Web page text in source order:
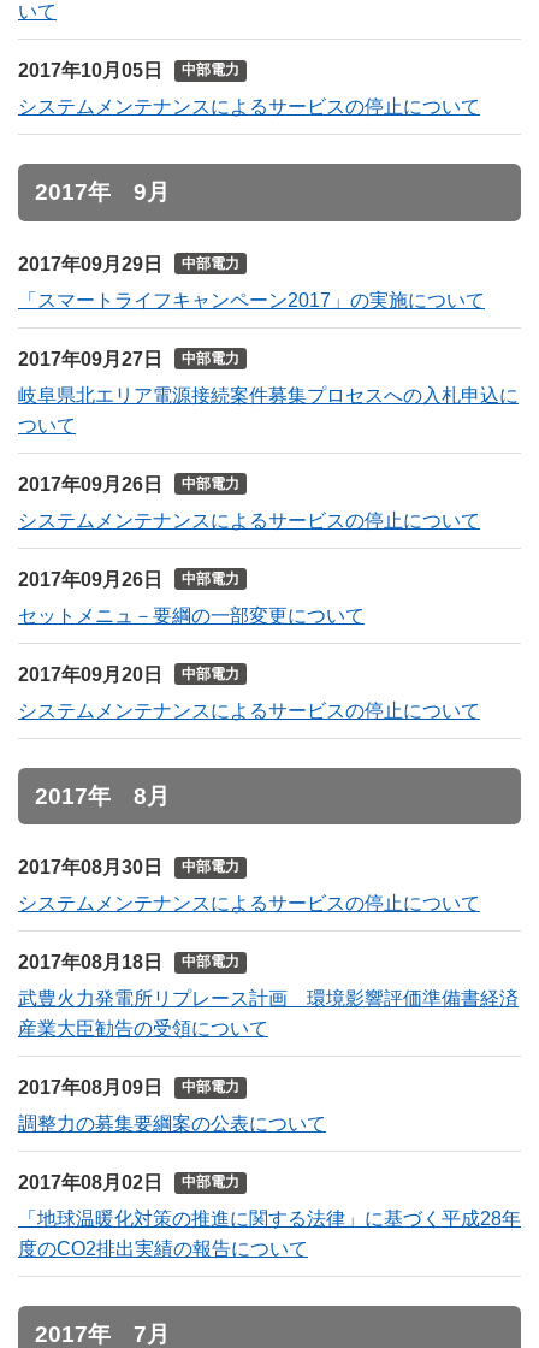
いて
2017年10月05日 中部電力
システムメンテナンスによるサービスの停止について
2017年 9月
2017年09月29日 中部電力
「スマートライフキャンペーン2017」の実施について
2017年09月27日 中部電力
岐阜県北エリア電源接続案件募集プロセスへの入札申込に
ついて
2017年09月26日 中部電力
システムメンテナンスによるサービスの停止について
2017年09月26日 中部電力
セットメニュ－要綱の一部変更について
2017年09月20日 中部電力
システムメンテナンスによるサービスの停止について
2017年 8月
2017年08月30日 中部電力
システムメンテナンスによるサービスの停止について
2017年08月18日 中部電力
武豊火力発電所リプレース計画 環境影響評価準備書経済
産業大臣勧告の受領について
2017年08月09日 中部電力
調整力の募集要綱案の公表について
2017年08月02日 中部電力
「地球温暖化対策の推進に関する法律」に基づく平成28年
度のCO2排出実績の報告について
2017年 7月